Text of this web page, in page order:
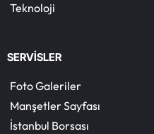
Teknoloji
SERVİSLER
Foto Galeriler
Manşetler Sayfası
İstanbul Borsası